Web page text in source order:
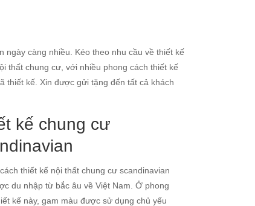
càng nhiều. Kéo theo nhu cầu về thiết kế
thất chung cư, với nhiều phong cách thiết kế
thiết kế. Xin được gửi tặng đến tất cả khách
kế chung cư
thiết kế nội thất chung cư scandinavian
du nhập từ bắc âu về Việt Nam. Ở phong
kế này, gam màu được sử dụng chủ yếu